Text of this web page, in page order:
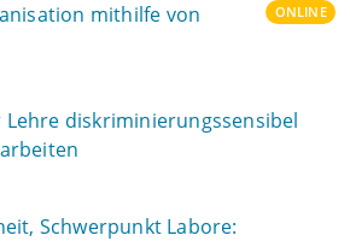
mithilfe von
ONLINE
diskriminierungssensibel
Schwerpunkt Labore: